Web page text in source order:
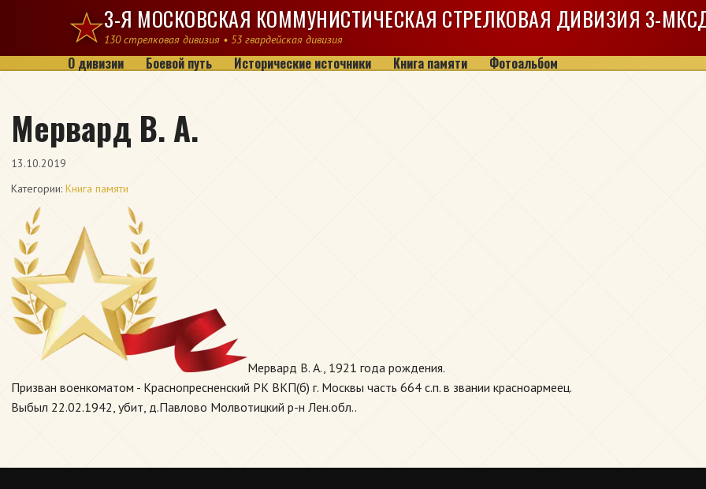
Перейти к содержимому3-Я МОСКОВСКАЯ КОММУНИСТИЧЕСКАЯ СТРЕЛКОВАЯ ДИВИЗИЯ 3-
130 стрелковая дивизия • 53 гвардейская дивизия
О дивизии Боевой путь Исторические источники Книга памяти Фотоальбом
Мервард В. А.
13.10.2019
Категории: Книга памяти
Мервард В. А., 1921 года рождения.
Призван военкоматом - Краснопресненский РК ВКП(б) г. Москвы часть 664 с.п. в звании красноармеец.
Выбыл 22.02.1942, убит, д.Павлово Молвотицкий р-н Лен.обл..